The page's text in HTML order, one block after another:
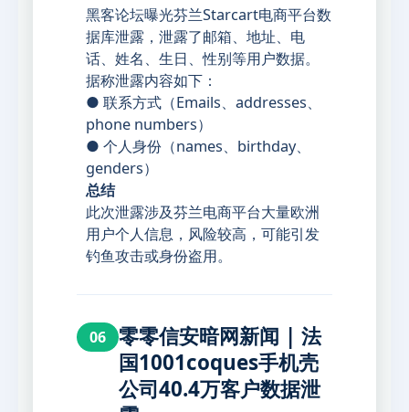
黑客论坛曝光芬兰Starcart电商平台数
据库泄露，泄露了邮箱、地址、电
话、姓名、生日、性别等用户数据。
据称泄露内容如下：
● 联系方式（Emails、addresses、
phone numbers）
● 个人身份（names、birthday、
genders）
总结
此次泄露涉及芬兰电商平台大量欧洲
用户个人信息，风险较高，可能引发
钓鱼攻击或身份盗用。
06
零零信安暗网新闻 | 法
国1001coques手机壳
公司40.4万客户数据泄